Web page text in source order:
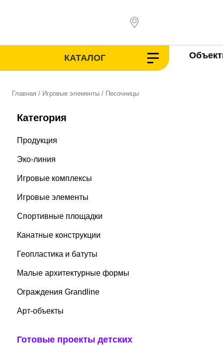
КАТАЛОГ
Главная / Игровые элементы / Песочницы
Категория
Продукция
Эко-линия
Игровые комплексы
Игровые элементы
Спортивные площадки
Канатные конструкции
Геопластика и батуты
Малые архитектурные формы
Ограждения Grandline
Арт-объекты
Готовые проекты детских